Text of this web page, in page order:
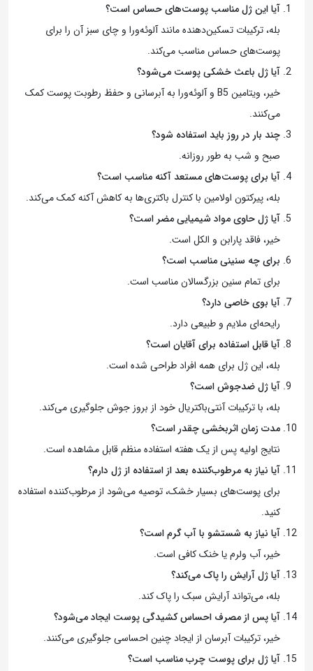
آیا این ژل مناسب پوست‌های حساس است؟
بله، ترکیبات تسکین‌دهنده مانند آلوئه‌ورا و چای سبز آن را برای
پوست‌های حساس مناسب می‌کند.
آیا ژل باعث خشکی پوست می‌شود؟
خیر، ویتامین B5 و آلوئه‌ورا به آبرسانی و حفظ رطوبت پوست کمک
می‌کنند.
چند بار در روز باید استفاده شود؟
صبح و شب به طور روزانه.
آیا برای پوست‌های مستعد آکنه مناسب است؟
بله، پیرکتون اولامین با کنترل باکتری‌ها به کاهش آکنه کمک می‌کند.
آیا ژل حاوی مواد شیمیایی مضر است؟
خیر، فاقد پارابن و الکل است.
برای چه سنینی مناسب است؟
برای تمام سنین بزرگسالان مناسب است.
آیا بوی خاصی دارد؟
رایحه‌ای ملایم و طبیعی دارد.
آیا قابل استفاده برای آقایان است؟
بله، این ژل برای همه افراد طراحی شده است.
آیا ژل ضدجوش است؟
بله، با ترکیبات آنتی‌باکتریال خود از بروز جوش جلوگیری می‌کند.
مدت زمان اثربخشی چقدر است؟
نتایج اولیه پس از یک هفته استفاده منظم قابل مشاهده است.
آیا نیاز به مرطوب‌کننده بعد از استفاده از ژل دارم؟
برای پوست‌های بسیار خشک، توصیه می‌شود از مرطوب‌کننده استفاده
کنید.
آیا نیاز به شستشو با آب گرم است؟
خیر، آب ولرم یا خنک کافی است.
آیا ژل آرایش را پاک می‌کند؟
بله، می‌تواند آرایش سبک را پاک کند.
آیا پس از مصرف احساس کشیدگی پوست ایجاد می‌شود؟
خیر، ترکیبات آبرسان از ایجاد چنین احساسی جلوگیری می‌کنند.
آیا ژل برای پوست چرب مناسب است؟